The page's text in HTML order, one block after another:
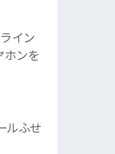
イン
ホンを
ルふせ